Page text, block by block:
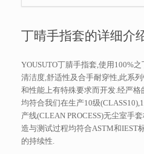
丁晴手指套的详细介
YOUSUTO丁腈手指套,使用100%
清洁度,舒适性及合手耐穿性,此系
和性能上有特殊要求而开发.经严格
均符合我们在生产10级
产线(CLEAN PROCESS)无尘室手
造与测试过程均符合ASTM和IEST
的持续性.